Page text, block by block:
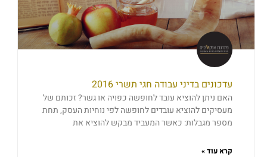
עדכונים בדיני עבודה חגי תשרי 2016
האם ניתן להוציא עובד לחופשה כפויה או גשר? זכותם של
מעסיקים להוציא עובדים לחופשה לפי נוחיות העסק, תחת
מספר מגבלות: כאשר המעביד מבקש להוציא את
קרא עוד »